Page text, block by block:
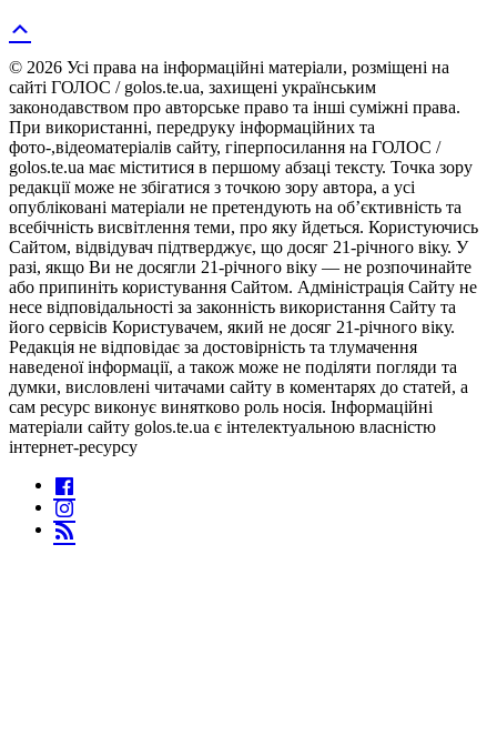
© 2026 Усі права на інформаційні матеріали, розміщені на
сайті ГОЛОС / golos.te.ua, захищені українським
законодавством про авторське право та інші суміжні права.
При використанні, передруку інформаційних та
фото-,відеоматеріалів сайту, гіперпосилання на ГОЛОС /
golos.te.ua має міститися в першому абзаці тексту. Точка зору
редакції може не збігатися з точкою зору автора, а усі
опубліковані матеріали не претендують на об’єктивність та
всебічність висвітлення теми, про яку йдеться. Користуючись
Сайтом, відвідувач підтверджує, що досяг 21-річного віку. У
разі, якщо Ви не досягли 21-річного віку — не розпочинайте
або припиніть користування Сайтом. Адміністрація Сайту не
несе відповідальності за законність використання Сайту та
його сервісів Користувачем, який не досяг 21-річного віку.
Редакція не відповідає за достовірність та тлумачення
наведеної інформації, а також може не поділяти погляди та
думки, висловлені читачами сайту в коментарях до статей, а
сам ресурс виконує винятково роль носія. Інформаційні
матеріали сайту golos.te.ua є інтелектуальною власністю
інтернет-ресурсу